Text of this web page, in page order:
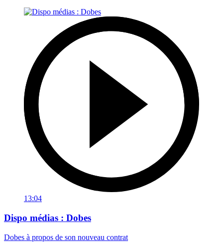
13:04
Dispo médias : Dobes
Dobes à propos de son nouveau contrat